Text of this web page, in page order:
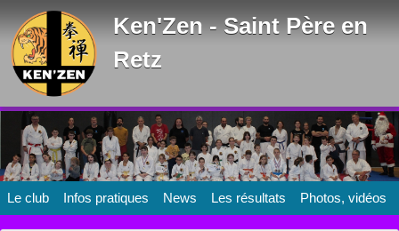
Ken'Zen - Saint Père en
Retz
Le club Infos pratiques News Les résultats Photos, vidéos
Panneau de gestion des cookies